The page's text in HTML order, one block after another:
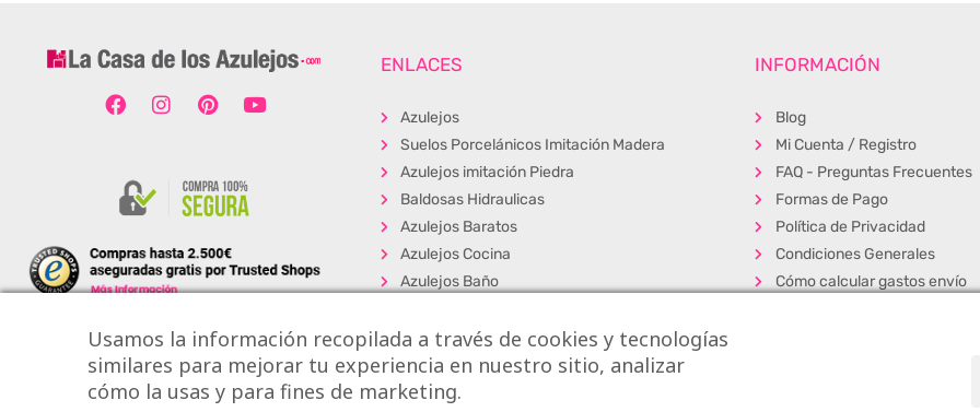
ENLACES
Azulejos
Suelos Porcelánicos Imitación Madera
Azulejos imitación Piedra
Baldosas Hidraulicas
Azulejos Baratos
Azulejos Cocina
Azulejos Baño
Porcelánicos
Suelos Vinílicos
Los + Vendidos
INFORMACIÓN
Blog
Mi Cuenta / Registro
FAQ - Preguntas Frecuentes
Formas de Pago
Política de Privacidad
Condiciones Generales
Cómo calcular gastos envío
Usamos la información recopilada a través de cookies y tecnologías
similares para mejorar tu experiencia en nuestro sitio, analizar
cómo la usas y para fines de marketing.